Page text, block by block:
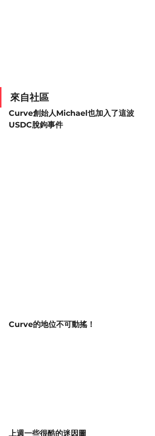
來自社區
Curve創始人Michael也加入了這波
USDC脫鉤事件
Curve的地位不可動搖！
上週一些很酷的迷因圖